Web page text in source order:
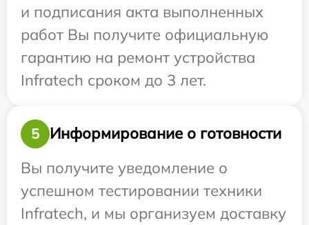
и подписания акта выполненных
работ Вы получите официальную
гарантию на ремонт устройства
Infratech сроком до 3 лет.
5
Информирование о готовности
Вы получите уведомление о
успешном тестировании техники
Infratech, и мы организуем доставку